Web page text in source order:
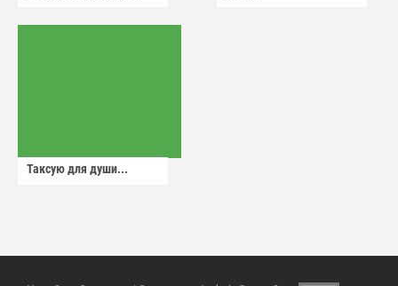
Таксую для души...